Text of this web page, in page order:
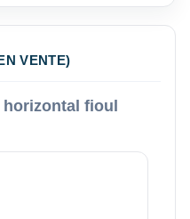
VENTE)
horizontal fioul